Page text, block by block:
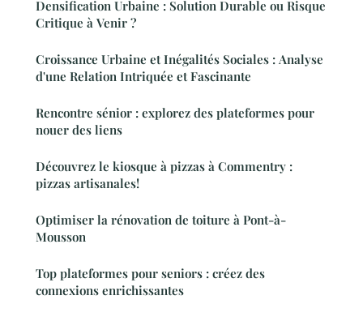
Densification Urbaine : Solution Durable ou Risque
Critique à Venir ?
Croissance Urbaine et Inégalités Sociales : Analyse
d'une Relation Intriquée et Fascinante
Rencontre sénior : explorez des plateformes pour
nouer des liens
Découvrez le kiosque à pizzas à Commentry :
pizzas artisanales!
Optimiser la rénovation de toiture à Pont-à-
Mousson
Top plateformes pour seniors : créez des
connexions enrichissantes